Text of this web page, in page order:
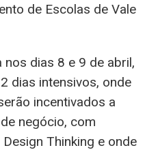
de Escolas de Vale
dias 8 e 9 de abril,
dias intensivos, onde
incentivados a
negócio, com
Thinking e onde